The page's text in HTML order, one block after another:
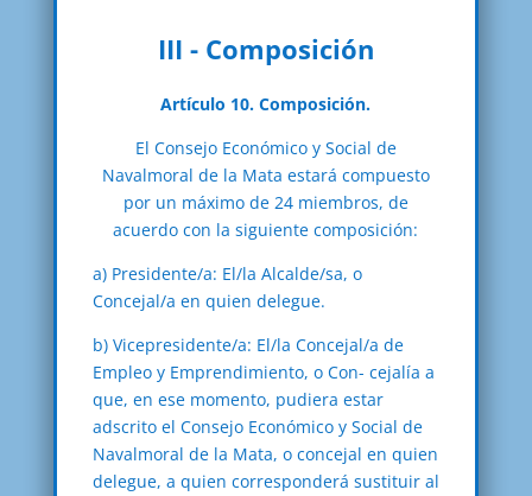
III - Composición
Artículo 10. Composición.
El Consejo Económico y Social de
Navalmoral de la Mata estará compuesto
por un máximo de 24 miembros, de
acuerdo con la siguiente composición:
a) Presidente/a: El/la Alcalde/sa, o
Concejal/a en quien delegue.
b) Vicepresidente/a: El/la Concejal/a de
Empleo y Emprendimiento, o Con- cejalía a
que, en ese momento, pudiera estar
adscrito el Consejo Económico y Social de
Navalmoral de la Mata, o concejal en quien
delegue, a quien corresponderá sustituir al